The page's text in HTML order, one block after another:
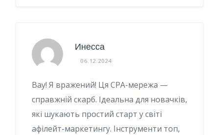
Инесса
06.12.2024
Вау! Я вражений! Ця CPA-мережа —
справжній скарб. Ідеальна для новачків,
які шукають простий старт у світі
афілейт-маркетингу. Інструменти топ,